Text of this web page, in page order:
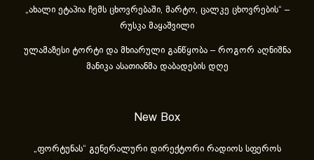
„ახა­ლი ეტა­პია ჩემს ცხოვ­რე­ბა­ში, მარ­ტო, ცალ­კე ცხოვ­რე­ბის“ –
რუსკა მაყაშვილი
ულამაზესი ტორტი და მხიარული განწყობა – როგორ აღნიშნა
მანიკა ასათიანმა დაბადების დღე
New Box
„ფორტუნას“ გენერალური დირექტორი რადიოს სფეროს